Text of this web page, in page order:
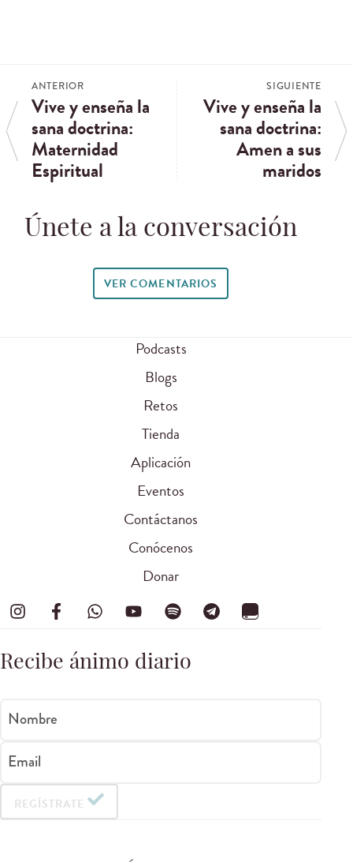
ANTERIOR
Vive y enseña la
sana doctrina:
Maternidad
Espiritual
SIGUIENTE
Vive y enseña la
sana doctrina:
Amen a sus
maridos
Únete a la conversación
VER COMENTARIOS
Podcasts
Blogs
Retos
Tienda
Aplicación
Eventos
Contáctanos
Conócenos
Donar
Recibe ánimo diario
Nombre
Email
REGÍSTRATE